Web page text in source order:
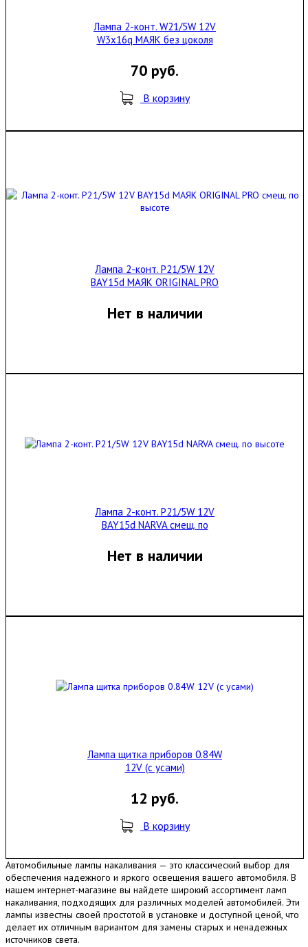
Лампа 2-конт. W21/5W 12V
W3x16q МАЯК без цоколя
70 руб.
В корзину
Лампа 2-конт. P21/5W 12V
BAY15d МАЯК ORIGINAL PRO
Нет в наличии
Лампа 2-конт. P21/5W 12V
BAY15d NARVA смещ. по
Нет в наличии
Лампа щитка приборов 0.84W
12V (с усами)
12 руб.
В корзину
Автомобильные лампы накаливания — это классический выбор для
обеспечения надежного и яркого освещения вашего автомобиля. В
нашем интернет-магазине вы найдете широкий ассортимент ламп
накаливания, подходящих для различных моделей автомобилей. Эти
лампы известны своей простотой в установке и доступной ценой, что
делает их отличным вариантом для замены старых и ненадежных
источников света.